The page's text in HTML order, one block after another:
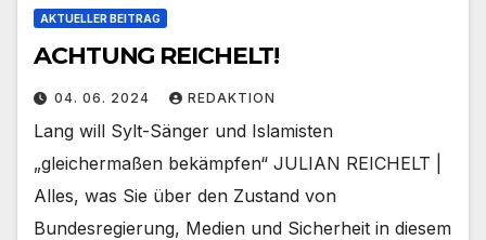
AKTUELLER BEITRAG
ACHTUNG REICHELT!
04. 06. 2024 REDAKTION
Lang will Sylt-Sänger und Islamisten
„gleichermaßen bekämpfen“ JULIAN REICHELT |
Alles, was Sie über den Zustand von
Bundesregierung, Medien und Sicherheit in diesem